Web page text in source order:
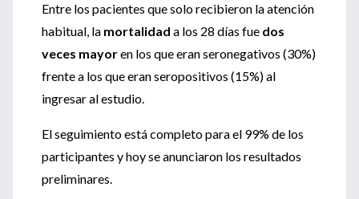
Entre los pacientes que solo recibieron la atención
habitual, la mortalidad a los 28 días fue dos
veces mayoren los que eran seronegativos (30%)
frente a los que eran seropositivos (15%) al
ingresar al estudio.
El seguimiento está completo para el 99% de los
participantes y hoy se anunciaron los resultados
preliminares.